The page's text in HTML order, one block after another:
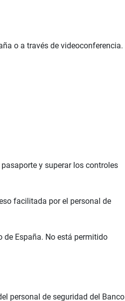
o a través de videoconferencia.
pasaporte y superar los controles
facilitada por el personal de
de España. No está permitido
personal de seguridad del Banco